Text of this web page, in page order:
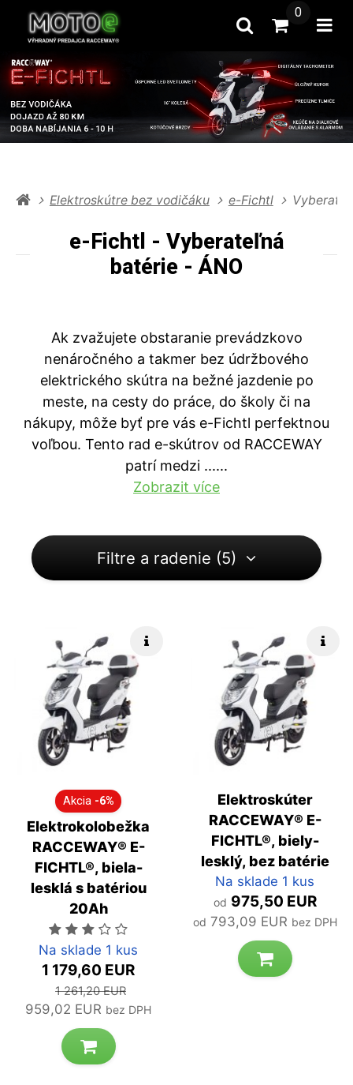
HľadaťPrejsť na
0
Elektroskútre bez vodičáku e-Fichtl
e-Fichtl - Vyberateľná
batérie - ÁNO
Ak zvažujete obstaranie prevádzkovo
nenáročného a takmer bez údržbového
elektrického skútra na bežné jazdenie po
meste, na cesty do práce, do školy či na
nákupy, môže byť pre vás e-Fichtl perfektnou
voľbou. Tento rad e-skútrov od RACCEWAY
patrí medzi ......
Zobrazit více
Filtre a radenie (5)
Akcia -6%
Elektrokolobežka
RACCEWAY® E-
FICHTL®, biela-
lesklá s batériou
20Ah
Počet hviezdičiek je 3 z 5
Na sklade 1 kus
1 179,60 EUR
1 261,20 EUR
959,02 EUR bez DPH
Elektroskúter
RACCEWAY® E-
FICHTL®, biely-
lesklý, bez batérie
Na sklade 1 kus
od 975,50 EUR
od 793,09 EUR bez DPH